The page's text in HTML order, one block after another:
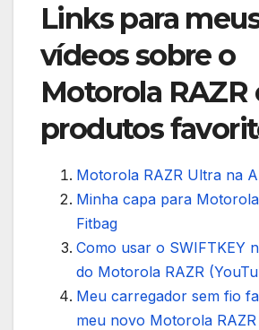
Links para
vídeos sobre o
Motorola RAZR
produtos
Motorola RAZR Ultra na
Minha capa para
Fitbag
Como usar o SWIFTKEY
do Motorola RAZR
Meu carregador sem fio
meu novo Motorola